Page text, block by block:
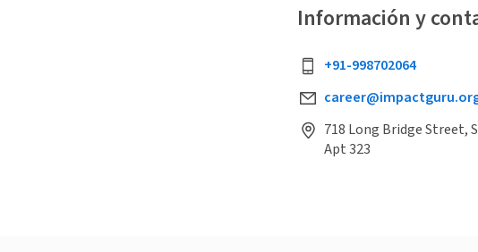
Información y
+91-998702064
718 Long Bridge Street,
Apt 323